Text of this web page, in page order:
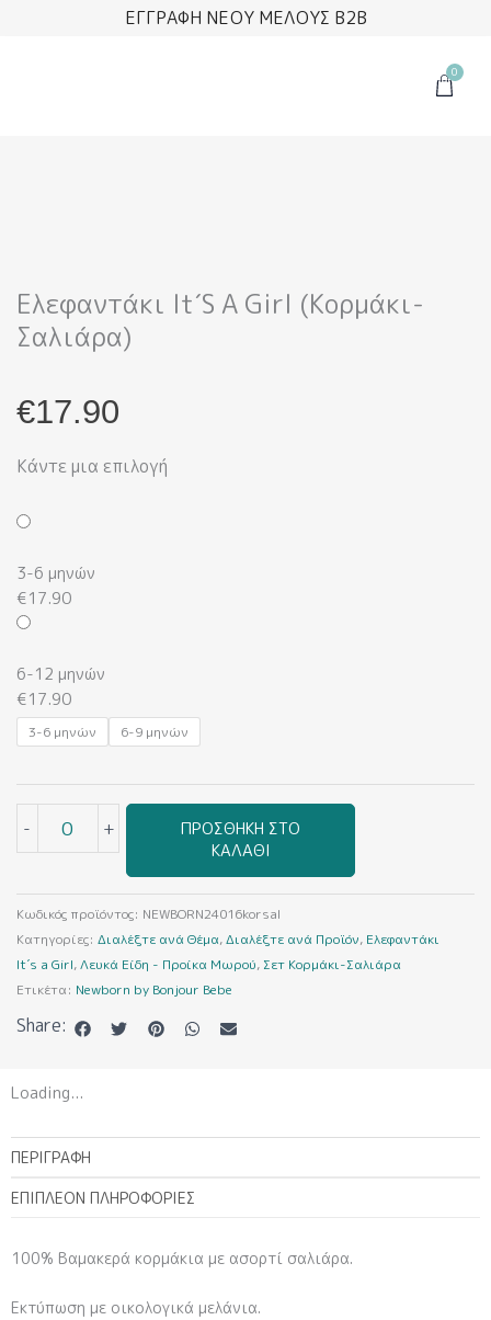
ΕΓΓΡΑΦΗ ΝΕΟΥ ΜΕΛΟΥΣ B2B
0
Cart
Ελεφαντάκι It΄s A Girl (Κορμάκι-
Σαλιάρα)
€17.90
Κάντε μια επιλογή
3-6 μηνών
€17.90
6-12 μηνών
€17.90
3-6 μηνών 6-9 μηνών
-
Ελεφαντάκι
a
Girl
(Κορμάκι-
ποσότητα
+
ΠΡΟΣΘΉΚΗ ΣΤΟ
ΚΑΛΆΘΙ
Κωδικός προϊόντος: NEWBORN24016korsal
Κατηγορίες: Διαλέξτε ανά Θέμα,Διαλέξτε ανά Προϊόν, Ελεφαντάκι
It΄s a Girl,Λευκά Είδη - Προίκα Μωρού, Σετ Κορμάκι-Σαλιάρα
Ετικέτα: Newborn by Bonjour Bebe
Share:
Loading...
ΠΕΡΙΓΡΑΦΉ
ΕΠΙΠΛΈΟΝ ΠΛΗΡΟΦΟΡΊΕΣ
100% Βαμακερά κορμάκια με ασορτί σαλιάρα.
Εκτύπωση με οικολογικά μελάνια.